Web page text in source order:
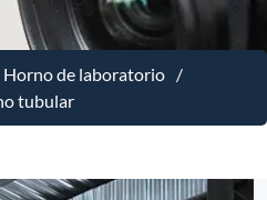
Horno de laboratorio
tubular